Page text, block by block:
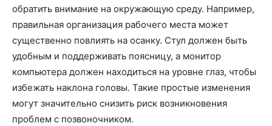
обратить внимание на окружающую среду. Например,
правильная организация рабочего места может
существенно повлиять на осанку. Стул должен быть
удобным и поддерживать поясницу, а монитор
компьютера должен находиться на уровне глаз, чтобы
избежать наклона головы. Такие простые изменения
могут значительно снизить риск возникновения
проблем с позвоночником.